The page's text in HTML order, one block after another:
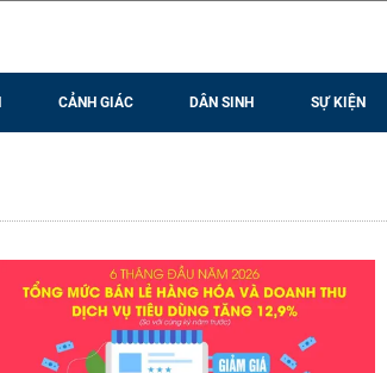
CẢNH GIÁC DÂN SINH SỰ KIỆN